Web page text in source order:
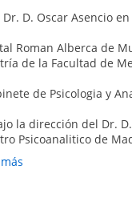
D. Oscar Asencio
Roman Alberca de
de la Facultad de
de Psicologia y
la dirección del Dr.
Psicoanalitico de
1989, con
1983-1986
supervisión de